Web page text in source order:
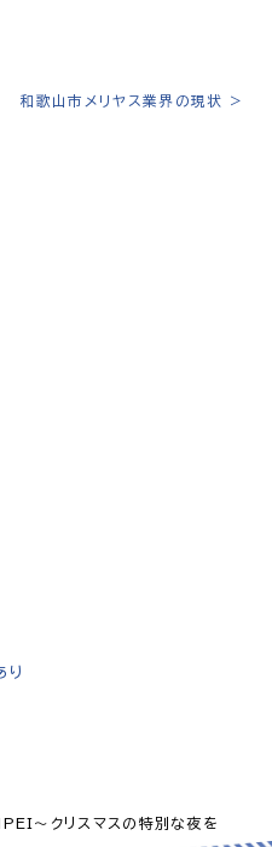
和歌山市メリヤス業界の現状 >
り
〜クリスマスの特別な夜を